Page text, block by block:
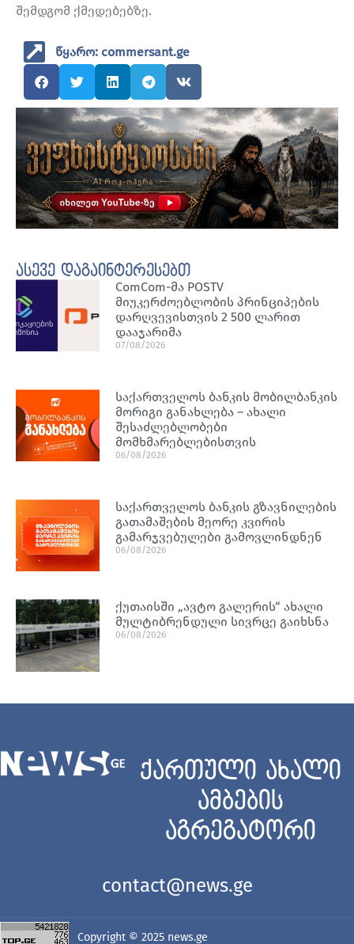
შემდგომ ქმედებებზე.
წყარო: commersant.ge
ასევე დაგაინტერესებთ
ComCom-მა POSTV
მიუკერძოებლობის პრინციპების
დარღვევისთვის 2 500 ლარით
დააჯარიმა
07/08/2026
საქართველოს ბანკის მობილბანკის
მორიგი განახლება – ახალი
შესაძლებლობები
მომხმარებლებისთვის
06/08/2026
საქართველოს ბანკის გზავნილების
გათამაშების მეორე კვირის
გამარჯვებულები გამოვლინდნენ
06/08/2026
ქუთაისში „ავტო გალერის“ ახალი
მულტიბრენდული სივრცე გაიხსნა
06/08/2026
ქართული ახალი
ამბების
აგრეგატორი
contact@news.ge
Copyright © 2025 news.ge